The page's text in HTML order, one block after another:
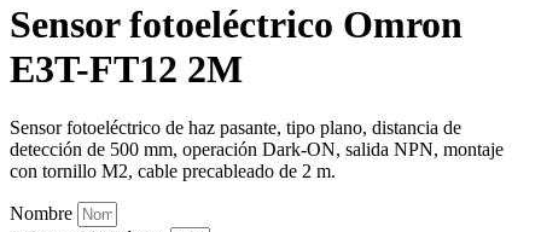
Sensor fotoeléctrico Omron
E3T-FT12 2M
Sensor fotoeléctrico de haz pasante, tipo plano, distancia de
detección de 500 mm, operación Dark-ON, salida NPN, montaje
con tornillo M2, cable precableado de 2 m.
Nombre